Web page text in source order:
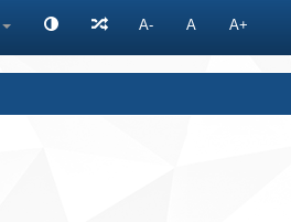
A- A A+